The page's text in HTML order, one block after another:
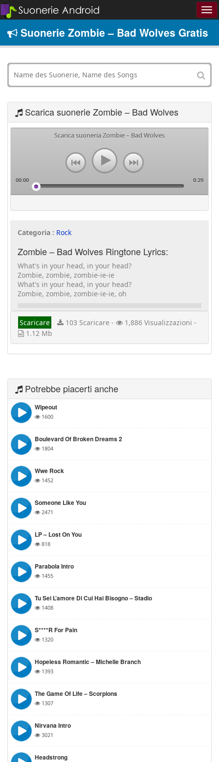
Suonerie Zombie – Bad Wolves Gratis
Scarica suonerie Zombie – Bad Wolves
Scarica suoneria Zombie – Bad Wolves
00:00 0:29
Categoria : Rock
Zombie – Bad Wolves Ringtone Lyrics:
What's in your head, in your head?
Zombie, zombie, zombie-ie-ie
What's in your head, in your head?
Zombie, zombie, zombie-ie-ie, oh
Scaricare 103 Scaricare -
1,886 Visualizzazioni -
1.12 Mb
Potrebbe piacerti anche
Wipeout
1600
Boulevard Of Broken Dreams 2
1804
Wwe Rock
1452
Someone Like You
2471
LP – Lost On You
818
Parabola Intro
1455
Tu Sei L’amore Di Cui Hai Bisogno – Stadio
1408
S****r For Pain
1320
Hopeless Romantic – Michelle Branch
1393
The Game Of Life – Scorpions
1307
Nirvana Intro
3021
Headstrong